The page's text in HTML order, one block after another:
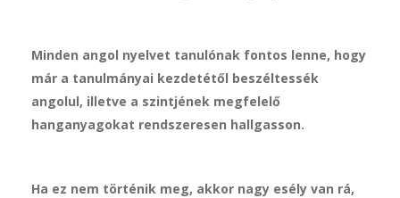
Minden angol nyelvet tanulónak fontos lenne, hogy
már a tanulmányai kezdetétől beszéltessék
angolul, illetve a szintjének megfelelő
hanganyagokat rendszeresen hallgasson.
Ha ez nem történik meg, akkor nagy esély van rá,